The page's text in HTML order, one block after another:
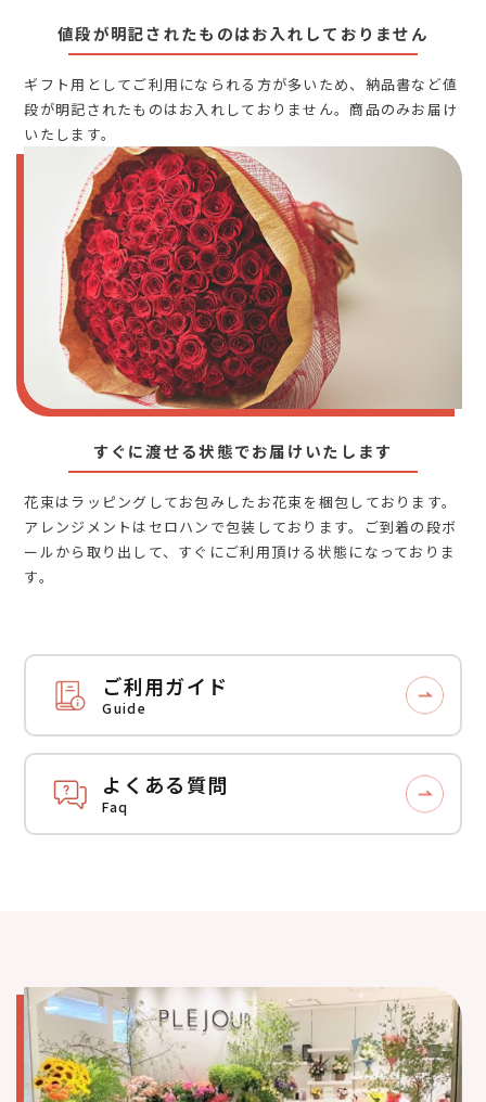
値段が明記されたものはお入れしておりません
ギフト用としてご利用になられる方が多いため、納品書など値
段が明記されたものはお入れしておりません。商品のみお届け
いたします。
すぐに渡せる状態でお届けいたします
花束はラッピングしてお包みしたお花束を梱包しております。
アレンジメントはセロハンで包装しております。ご到着の段ボ
ールから取り出して、すぐにご利用頂ける状態になっておりま
す。
ご利用ガイド
Guide
よくある質問
Faq